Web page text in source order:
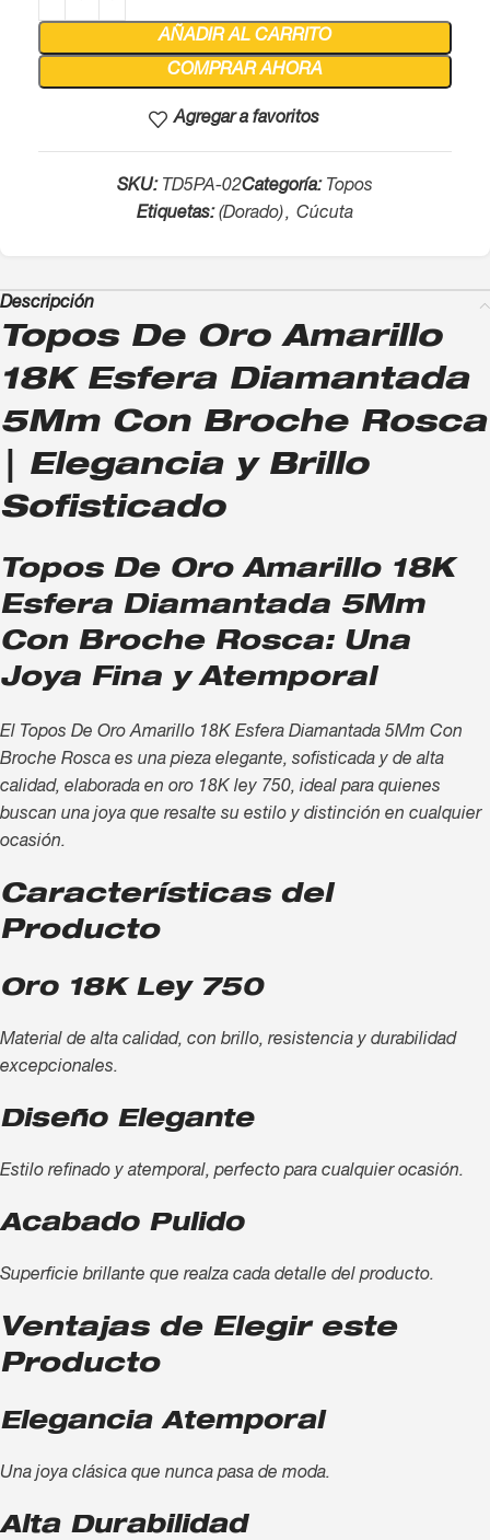
AÑADIR AL CARRITO
COMPRAR AHORA
Agregar a favoritos
SKU: TD5PA-02Categoría: Topos
Etiquetas: (Dorado), Cúcuta
Descripción
Topos De Oro Amarillo
18K Esfera Diamantada
5Mm Con Broche Rosca
| Elegancia y Brillo
Sofisticado
Topos De Oro Amarillo 18K
Esfera Diamantada 5Mm
Con Broche Rosca: Una
Joya Fina y Atemporal
El Topos De Oro Amarillo 18K Esfera Diamantada 5Mm Con
Broche Rosca es una pieza elegante, sofisticada y de alta
calidad, elaborada en oro 18K ley 750, ideal para quienes
buscan una joya que resalte su estilo y distinción en cualquier
ocasión.
Características del
Producto
Oro 18K Ley 750
Material de alta calidad, con brillo, resistencia y durabilidad
excepcionales.
Diseño Elegante
Estilo refinado y atemporal, perfecto para cualquier ocasión.
Acabado Pulido
Superficie brillante que realza cada detalle del producto.
Ventajas de Elegir este
Producto
Elegancia Atemporal
Una joya clásica que nunca pasa de moda.
Alta Durabilidad